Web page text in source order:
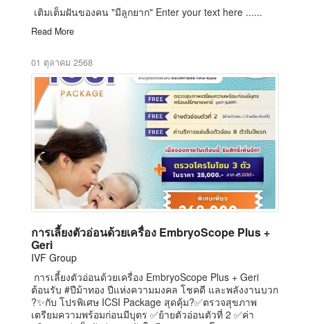
เติมเต็มฝันของคน "มีลูกยาก" Enter your text here ......
Read More
01 ตุลาคม 2568
การเลี้ยงตัวอ่อนด้วยเครื่อง EmbryoScope Plus +
Geri
IVF Group
การเลี้ยงตัวอ่อนด้วยเครื่อง EmbryoScope Plus + Geri
ต้อนรับ #ปีม้าทอง ปีแห่งความมงคล โชคดี และพลังงานบวก
?✨กับ โปรพิเศษ ICSI Package สุดคุ้ม?✅ตรวจสุขภาพ
เตรียมความพร้อมก่อนมีบุตร ✅ย้ายตัวอ่อนตัวที่ 2 ✅ค่า